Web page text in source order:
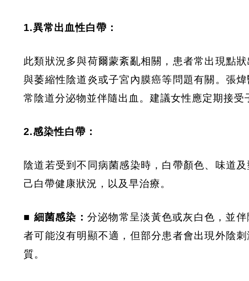
1.異常出血性白帶：
此類狀況多與荷爾蒙紊亂相關，患者常出現點
與萎縮性陰道炎或子宮內膜癌等問題有關。張
常陰道分泌物並伴隨出血。建議女性應定期接受
2.感染性白帶：
陰道若受到不同病菌感染時，白帶顏色、味道
己白帶健康狀況，以及早治療。
■ 細菌感染： 分泌物常呈淡黃色或灰白色，並
者可能沒有明顯不適，但部分患者會出現外陰
質。